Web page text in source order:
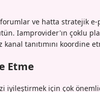
ve hatta stratejik
Iamprovider'ın çoklu
tanıtımını koordine
Etme
için çok